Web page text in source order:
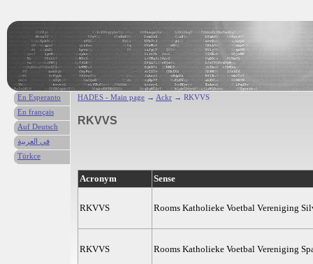
HADES - Main page → Ackr → RKVVS
RKVVS
Acronym Sense
RKVVS Rooms Katholieke Voetbal Vereniging
RKVVS Rooms Katholieke Voetbal Vereniging
En Esperanto
En français
Auf Deutsch
في العربية
Türkce